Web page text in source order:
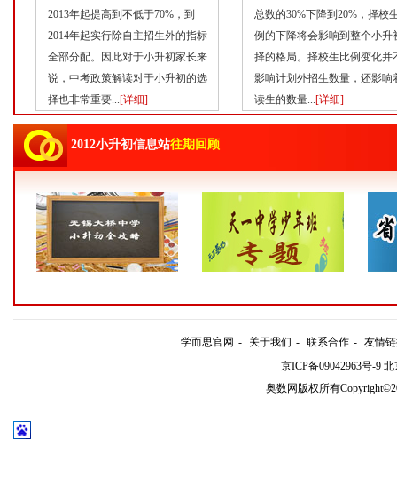
2013年起提高到不低于70%，到
2014年起实行除自主招生外的指标
全部分配。因此对于小升初家长来
说，中考政策解读对于小升初的选
择也非常重要...[详细]
总数的30%下降到20%，择校
例的下降将会影响到整个小升
择的格局。择校生比例变化并
影响计划外招生数量，还影响
读生的数量...[详细]
2012小升初信息站往期回顾